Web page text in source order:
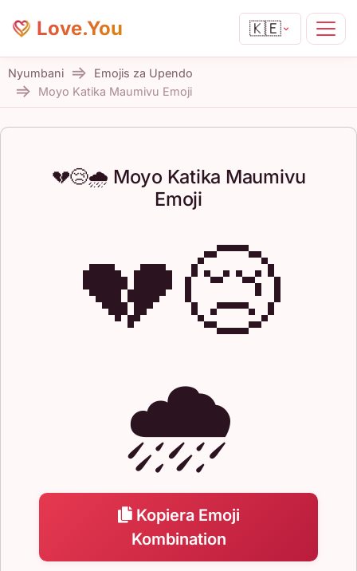
Love.You 🇰🇪
Nyumbani
Emojis za Upendo
Moyo Katika Maumivu Emoji
💔😢🌧️ Moyo Katika Maumivu
Emoji
💔😢
🌧️
Kopiera Emoji
Kombination